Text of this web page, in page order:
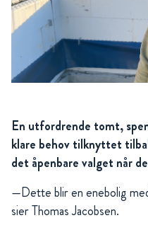
En utfordrende tomt,
klare behov tilknyttet
det åpenbare valget når
—Dette blir en enebolig
sier Thomas Jacobsen.